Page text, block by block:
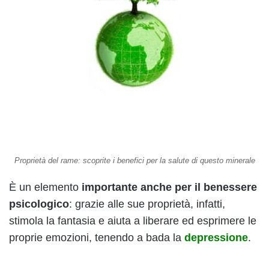
Proprietà del rame: scoprite i benefici per la salute di questo minerale
È un elemento importante anche per il benessere
psicologico: grazie alle sue proprietà, infatti,
stimola la fantasia e aiuta a liberare ed esprimere le
proprie emozioni, tenendo a bada la depressione.